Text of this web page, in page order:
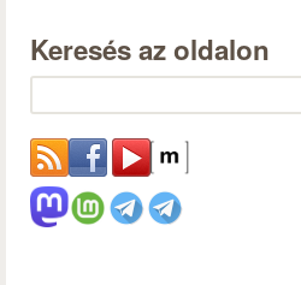
Keresés az oldalon